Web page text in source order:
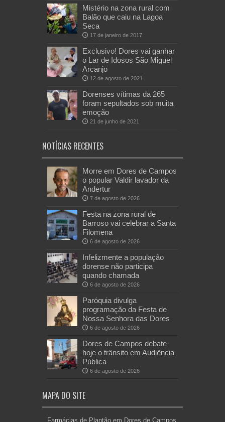
Mistério na zona rural com
Balão que caiu na Lagoa
Seca
17 de janeiro de 2017
Exclusivo! Dores vai ganhar
o Lar de Idosos São Miguel
Arcanjo
12 de agosto de 2021
Dorenses vítimas da 265
foram sepultados sob muita
emoção
21 de junho de 2021
NOTÍCIAS RECENTES
Morre em Dores de Campos
o popular Valdir lavador da
Andertur
7 de agosto de 2026
Festa na zona rural de
Barroso vai celebrar a Santa
Filomena
6 de agosto de 2026
Infelizmente a população
dorense não participa
quando chamada
6 de agosto de 2026
Paróquia divulga
programação da Festa de
Nossa Senhora das Dores
6 de agosto de 2026
Dores de Campos debate
hoje o trânsito em Audiência
Pública
6 de agosto de 2026
MAPA DO SITE
Farmácias de Plantão em Dores de Campos